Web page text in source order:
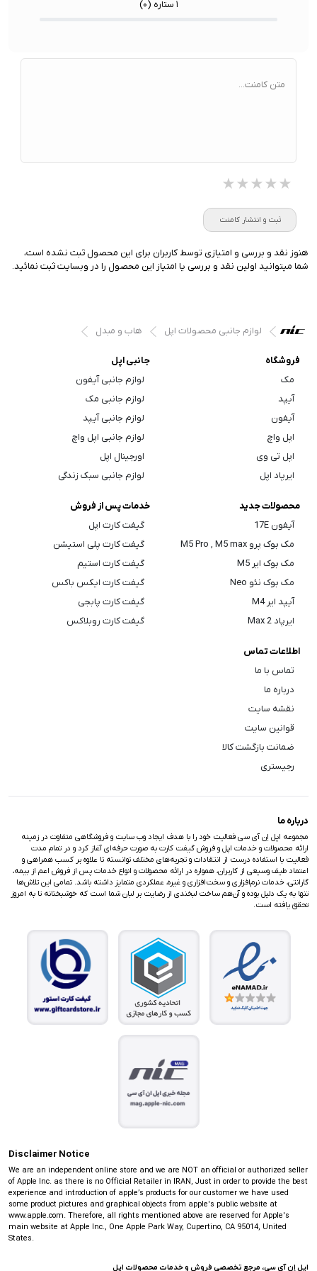
۱ ستاره ( ۰)
متن کامنت...
★★★★★
★★★★★
★★★★★
ثبت و انتشار کامنت
هنوز نقد و بررسی و امتیازی توسط کاربران برای این محصول ثبت نشده است،
شما میتوانید اولین نقد و بررسی یا امتیاز این محصول را در وبسایت ثبت نمائید.
لوازم جانبی محصولات اپل هاب و مبدل
فروشگاه
مک
آیپد
آیفون
اپل واچ
اپل تی وی
ایرپاد اپل
جانبی اپل
لوازم جانبی آیفون
لوازم جانبی مک
لوازم جانبی آیپد
لوازم جانبی اپل واچ
اورجینال اپل
لوازم جانبی سبک زندگی
محصولات جدید
آیفون 17E
مک بوک پرو M5 Pro , M5 max
مک بوک ایر M5
مک بوک نئو Neo
آیپد ایر M4
ایرپاد Max 2
خدمات پس از فروش
گیفت کارت اپل
گیفت کارت پلی استیشن
گیفت کارت استیم
گیفت کارت ایکس باکس
گیفت کارت پابجی
گیفت کارت روبلاکس
اطلاعات تماس
تماس با ما
درباره ما
نقشه سایت
قوانین سایت
ضمانت بازگشت کالا
رجیستری
درباره ما
مجموعه اپل اِن آی سی فعالیت خود را با هدف ایجاد وب سایت و فروشگاهی متفاوت در زمینه
ارائه محصولات و خدمات اپل و فروش گیفت کارت به صورت حرفه‌ای آغاز کرد و در تمام مدت
فعالیت با استفاده درست از انتقادات و تجربه‌های مختلف توانسته تا علاوه بر کسب همراهی و
اعتماد طیف وسیعی از کاربران، همواره در ارائه محصولات و انواع خدمات پس از فروش اعم از بیمه،
گارانتی، خدمات نرم‌افزاری و سخت‌افزاری و غیره، عملکردی متمایز داشته باشد. تمامی این تلاش‌ها
تنها به یک دلیل بوده و آن‌هم ساخت لبخندی از رضایت بر لبان شما است که خوشبختانه تا به امروز
تحقق یافته است.
Disclaimer Notice
We are an independent online store and we are NOT an official or authorized seller
of Apple Inc. as there is no Official Retailer in IRAN, Just in order to provide the best
experience and introduction of apple’s products for our customer we have used
some product pictures and graphical objects from apple's public website at
www.apple.com. Therefore, all rights mentioned above are reserved for Apple's
main website at Apple Inc., One Apple Park Way, Cupertino, CA 95014, United
States.
اپل اِن آی سی، مرجع تخصصی فروش و خدمات محصولات اپل